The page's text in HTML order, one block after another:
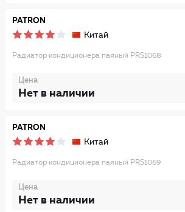
PATRON
Китай
Радиатор кондиционера паяный PRS1068
Цена
Нет в наличии
PATRON
Китай
Радиатор кондиционера паяный PRS1069
Цена
Нет в наличии